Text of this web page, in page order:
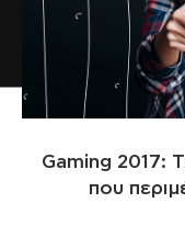
Gaming 2017:
που